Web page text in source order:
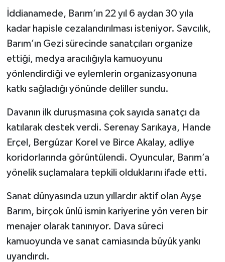
İddianamede, Barım’ın 22 yıl 6 aydan 30 yıla
kadar hapisle cezalandırılması isteniyor. Savcılık,
Barım’ın Gezi sürecinde sanatçıları organize
ettiği, medya aracılığıyla kamuoyunu
yönlendirdiği ve eylemlerin organizasyonuna
katkı sağladığı yönünde deliller sundu.
Davanın ilk duruşmasına çok sayıda sanatçı da
katılarak destek verdi. Serenay Sarıkaya, Hande
Erçel, Bergüzar Korel ve Birce Akalay, adliye
koridorlarında görüntülendi. Oyuncular, Barım’a
yönelik suçlamalara tepkili olduklarını ifade etti.
Sanat dünyasında uzun yıllardır aktif olan Ayşe
Barım, birçok ünlü ismin kariyerine yön veren bir
menajer olarak tanınıyor. Dava süreci
kamuoyunda ve sanat camiasında büyük yankı
uyandırdı.